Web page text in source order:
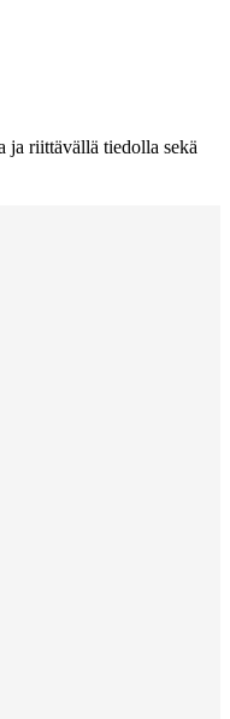
ja riittävällä tiedolla sekä